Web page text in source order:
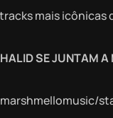
mais
SE JUNTAM